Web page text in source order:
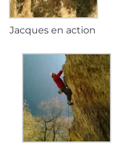
Jacques en action